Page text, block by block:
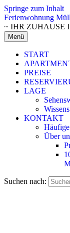
Springe zum Inhalt
Ferienwohnung
~ IHR ZUHAUSE
Menü
START
PREISE
LAGE
KONTAKT
Über
Suchen nach: